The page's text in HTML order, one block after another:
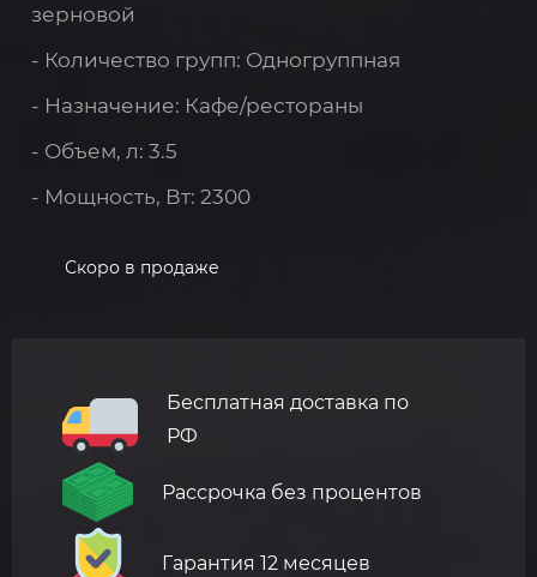
зерновой
- Количество групп: Одногруппная
- Назначение: Кафе/рестораны
- Объем, л: 3.5
- Мощность, Вт: 2300
Скоро в продаже
Бесплатная доставка по
РФ
Рассрочка без процентов
Гарантия 12 месяцев